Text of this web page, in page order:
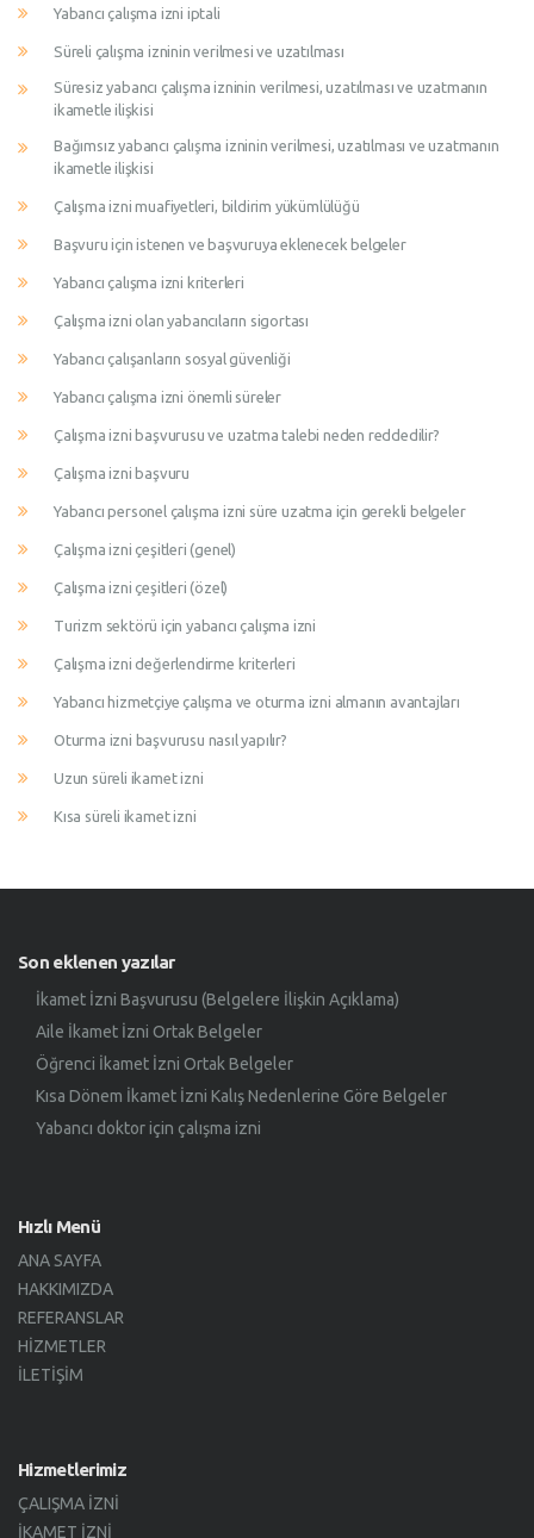
Yabancı çalışma izni iptali
Süreli çalışma izninin verilmesi ve uzatılması
Süresiz yabancı çalışma izninin verilmesi, uzatılması ve uzatmanın
ikametle ilişkisi
Bağımsız yabancı çalışma izninin verilmesi, uzatılması ve uzatmanın
ikametle ilişkisi
Çalışma izni muafiyetleri, bildirim yükümlülüğü
Başvuru için istenen ve başvuruya eklenecek belgeler
Yabancı çalışma izni kriterleri
Çalışma izni olan yabancıların sigortası
Yabancı çalışanların sosyal güvenliği
Yabancı çalışma izni önemli süreler
Çalışma izni başvurusu ve uzatma talebi neden reddedilir?
Çalışma izni başvuru
Yabancı personel çalışma izni süre uzatma için gerekli belgeler
Çalışma izni çeşitleri (genel)
Çalışma izni çeşitleri (özel)
Turizm sektörü için yabancı çalışma izni
Çalışma izni değerlendirme kriterleri
Yabancı hizmetçiye çalışma ve oturma izni almanın avantajları
Oturma izni başvurusu nasıl yapılır?
Uzun süreli ikamet izni
Kısa süreli ikamet izni
Son eklenen yazılar
İkamet İzni Başvurusu (Belgelere İlişkin Açıklama)
Aile İkamet İzni Ortak Belgeler
Öğrenci İkamet İzni Ortak Belgeler
Kısa Dönem İkamet İzni Kalış Nedenlerine Göre Belgeler
Yabancı doktor için çalışma izni
Hızlı Menü
ANA SAYFA
HAKKIMIZDA
REFERANSLAR
HIZMETLER
İLETIŞIM
Hizmetlerimiz
ÇALIŞMA İZNI
İKAMET İZNI